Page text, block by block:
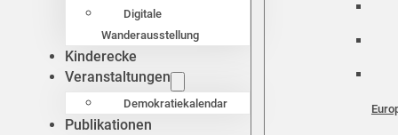
Digitale
Wanderausstellung
Kinderecke
Veranstaltungen
Demokratiekalendar
Publikationen